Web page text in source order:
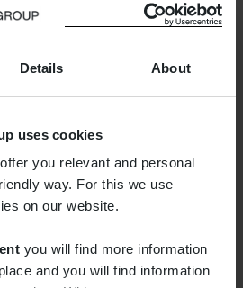
Details About
uses cookies
you relevant and personal
way. For this we use
on our website.
you will find more information
and you will find information
bezorgd kunnen we helaas